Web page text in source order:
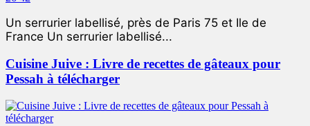
Un serrurier labellisé, près de Paris 75 et Ile de
France Un serrurier labellisé...
Cuisine Juive : Livre de recettes de gâteaux pour
Pessah à télécharger